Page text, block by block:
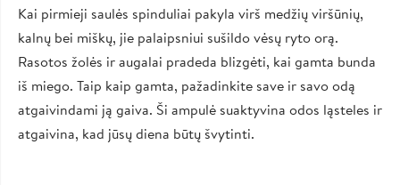
Kai pirmieji saulės spinduliai pakyla virš medžių viršūnių,
kalnų bei miškų, jie palaipsniui sušildo vėsų ryto orą.
Rasotos žolės ir augalai pradeda blizgėti, kai gamta bunda
iš miego. Taip kaip gamta, pažadinkite save ir savo odą
atgaivindami ją gaiva. Ši ampulė suaktyvina odos ląsteles ir
atgaivina, kad jūsų diena būtų švytinti.